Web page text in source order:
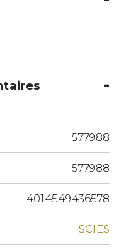
577988
577988
4014549436578
SCIES